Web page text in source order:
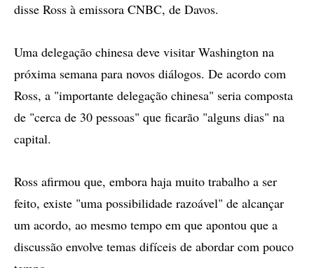
disse Ross à emissora CNBC, de Davos.
Uma delegação chinesa deve visitar Washington na
próxima semana para novos diálogos. De acordo com
Ross, a "importante delegação chinesa" seria composta
de "cerca de 30 pessoas" que ficarão "alguns dias" na
capital.
Ross afirmou que, embora haja muito trabalho a ser
feito, existe "uma possibilidade razoável" de alcançar
um acordo, ao mesmo tempo em que apontou que a
discussão envolve temas difíceis de abordar com pouco